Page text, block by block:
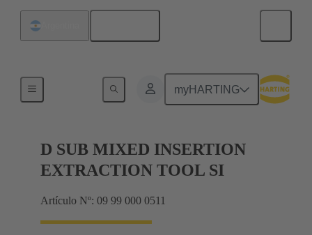
myHARTING
Herramientas de extracción
D SUB MIXED INSERTION
EXTRACTION TOOL SI
Artículo Nº: 09 99 000 0511